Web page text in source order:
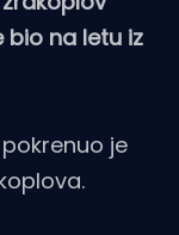
bio na letu iz
je